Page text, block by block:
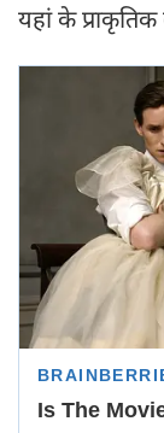
यहां के